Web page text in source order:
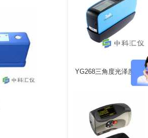
YG268三角度光泽度计